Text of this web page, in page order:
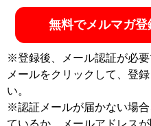
無料でメルマガ
※登録後、メール認証が必
メールをクリックして、登
い。
※認証メールが届かない場